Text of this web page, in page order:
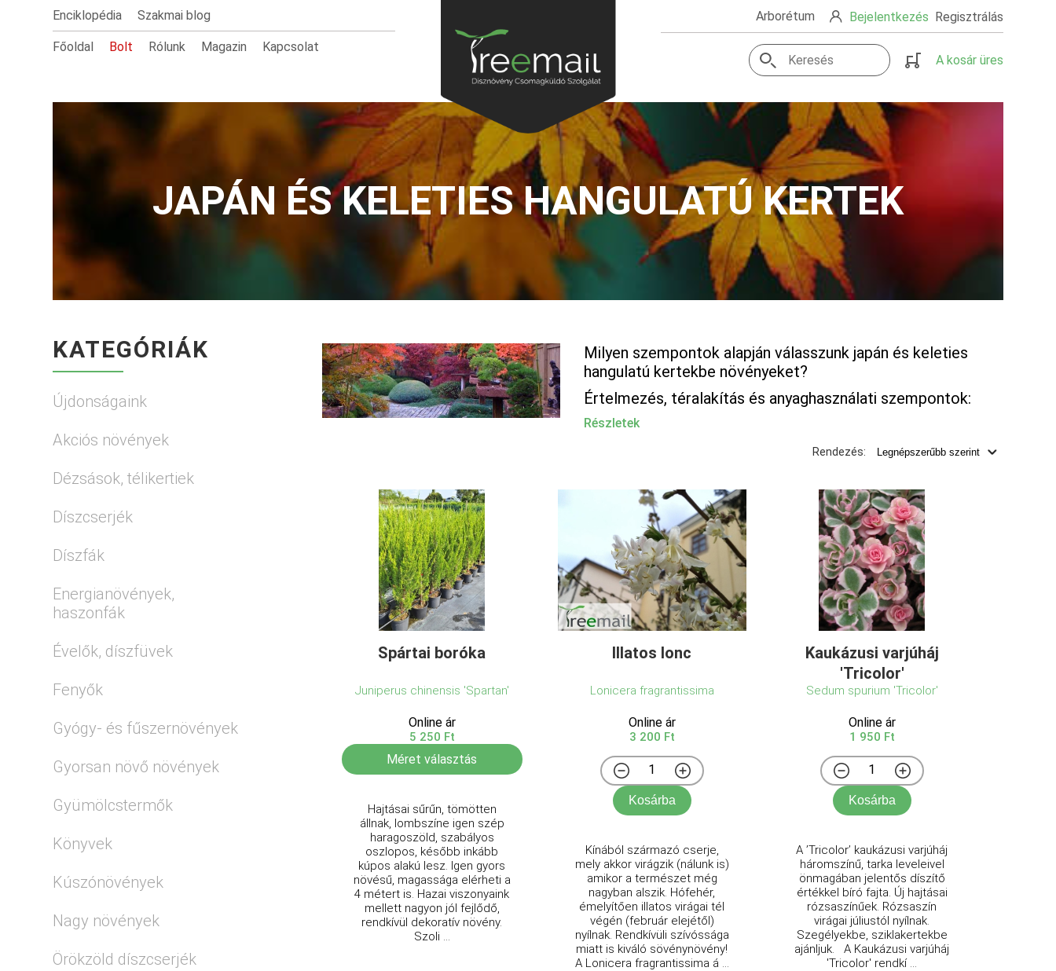
Enciklopédia Szakmai blog
Főoldal Bolt Rólunk Magazin Kapcsolat
Arborétum Bejelentkezés Regisztrálás
A kosár üres
JAPÁN ÉS KELETIES HANGULATÚ KERTEK
KATEGÓRIÁK
Újdonságaink
Akciós növények
Dézsások, télikertiek
Díszcserjék
Díszfák
Energianövények,
haszonfák
Évelők, díszfüvek
Fenyők
Gyógy- és fűszernövények
Gyorsan növő növények
Gyümölcstermők
Könyvek
Kúszónövények
Nagy növények
Örökzöld díszcserjék
Milyen szempontok alapján válasszunk japán és keleties
hangulatú kertekbe növényeket?
Értelmezés, téralakítás és anyaghasználati szempontok:
Részletek
Rendezés:
Spártai boróka
Juniperus chinensis 'Spartan'
Online ár
5 250 Ft
Méret választás
Hajtásai sűrűn, tömötten
állnak, lombszíne igen szép
haragoszöld, szabályos
oszlopos, később inkább
kúpos alakú lesz. Igen gyors
növésű, magassága elérheti a
4 métert is. Hazai viszonyaink
mellett nagyon jól fejlődő,
rendkívül dekoratív növény.
Szoli ...
Illatos lonc
Lonicera fragrantissima
Online ár
3 200 Ft
Kosárba
Kínából származó cserje,
mely akkor virágzik (nálunk is)
amikor a természet még
nagyban alszik. Hófehér,
émelyítően illatos virágai tél
végén (február elejétől)
nyílnak. Rendkívüli szívóssága
miatt is kiváló sövénynövény!
A Lonicera fragrantissima á ...
Kaukázusi varjúháj
'Tricolor'
Sedum spurium 'Tricolor'
Online ár
1 950 Ft
Kosárba
A ’Tricolor’ kaukázusi varjúháj
háromszínű, tarka leveleivel
önmagában jelentős díszítő
értékkel bíró fajta. Új hajtásai
rózsaszínűek. Rózsaszín
virágai júliustól nyílnak.
Szegélyekbe, sziklakertekbe
ajánljuk. A Kaukázusi varjúháj
'Tricolor' rendkí ...